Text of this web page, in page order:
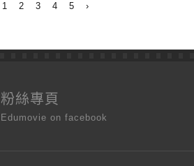
1 2 3 4 5 ›
粉絲專頁
Edumovie on facebook